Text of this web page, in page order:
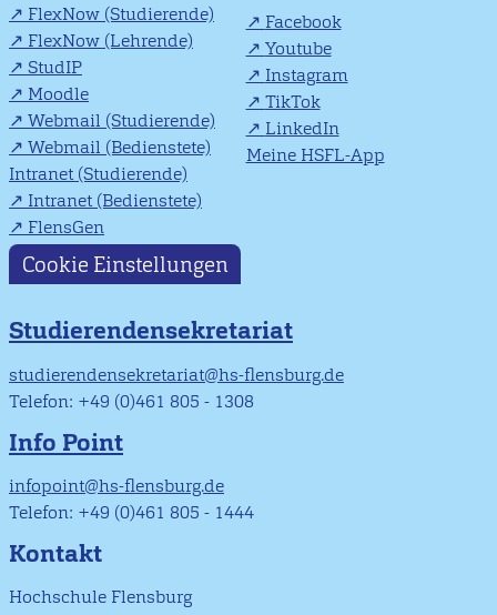
FlexNow (Studierende)
FlexNow (Lehrende)
StudIP
Moodle
Webmail (Studierende)
Webmail (Bedienstete)
Intranet (Studierende)
Intranet (Bedienstete)
FlensGen
Facebook
Youtube
Instagram
TikTok
LinkedIn
Meine HSFL-App
Cookie Einstellungen
Studierendensekretariat
studierendensekretariat@hs-flensburg.de
Telefon: +49 (0)461 805 - 1308
Info Point
infopoint@hs-flensburg.de
Telefon: +49 (0)461 805 - 1444
Kontakt
Hochschule Flensburg